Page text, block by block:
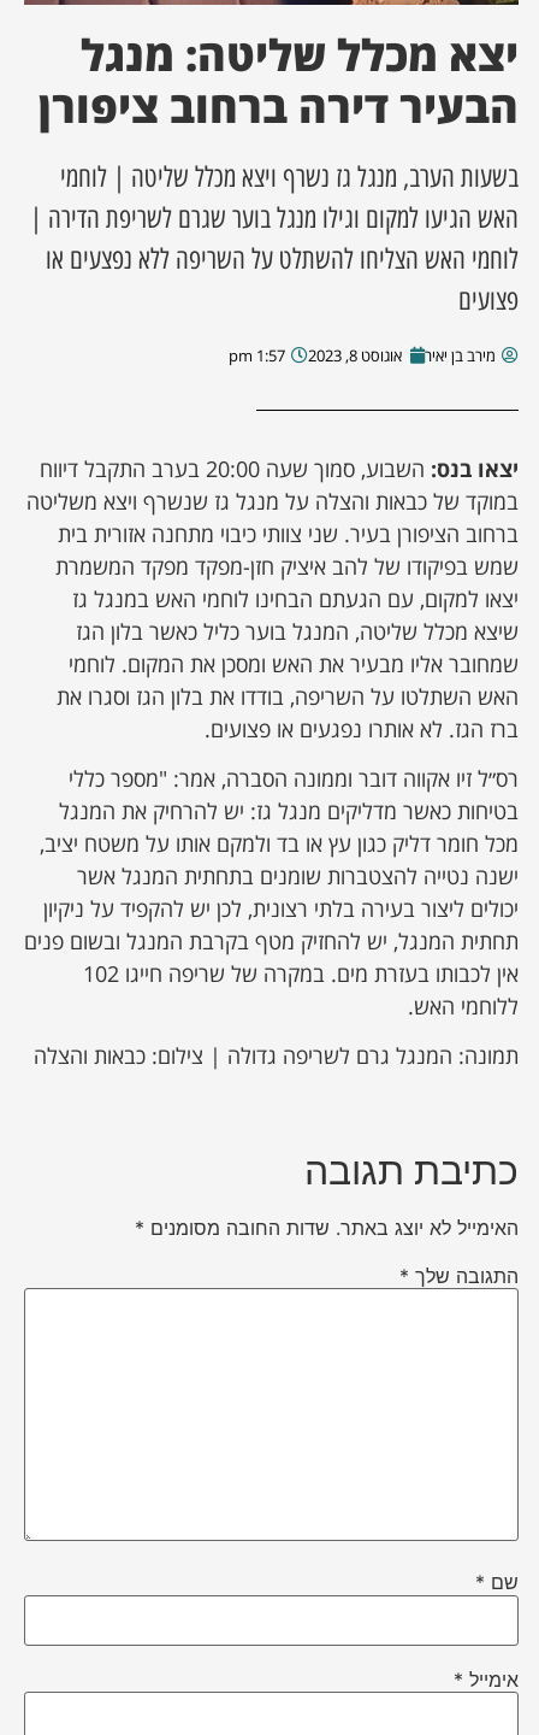
יצא מכלל שליטה: מנגל
הבעיר דירה ברחוב ציפורן
בשעות הערב, מנגל גז נשרף ויצא מכלל שליטה | לוחמי
האש הגיעו למקום וגילו מנגל בוער שגרם לשריפת הדירה |
לוחמי האש הצליחו להשתלט על השריפה ללא נפצעים או
פצועים
מירב בן יאיר אוגוסט 8, 2023 1:57 pm
יצאו בנס:
השבוע, סמוך שעה 20:00 בערב התקבל דיווח
במוקד של כבאות והצלה על מנגל גז שנשרף ויצא משליטה
ברחוב הציפורן בעיר. שני צוותי כיבוי מתחנה אזורית בית
שמש בפיקודו של להב איציק חזן-מפקד מפקד המשמרת
יצאו למקום, עם הגעתם הבחינו לוחמי האש במנגל גז
שיצא מכלל שליטה, המנגל בוער כליל כאשר בלון הגז
שמחובר אליו מבעיר את האש ומסכן את המקום. לוחמי
האש השתלטו על השריפה, בודדו את בלון הגז וסגרו את
ברז הגז. לא אותרו נפגעים או פצועים.
רס״ל זיו אקווה דובר וממונה הסברה, אמר: "מספר כללי
בטיחות כאשר מדליקים מנגל גז: יש להרחיק את המנגל
מכל חומר דליק כגון עץ או בד ולמקם אותו על משטח יציב,
ישנה נטייה להצטברות שומנים בתחתית המנגל אשר
יכולים ליצור בעירה בלתי רצונית, לכן יש להקפיד על ניקיון
תחתית המנגל, יש להחזיק מטף בקרבת המנגל ובשום פנים
אין לכבותו בעזרת מים. במקרה של שריפה חייגו 102
ללוחמי האש.
תמונה: המנגל גרם לשריפה גדולה | צילום: כבאות והצלה
כתיבת תגובה
האימייל לא יוצג באתר. שדות החובה מסומנים *
התגובה שלך *
שם *
אימייל *